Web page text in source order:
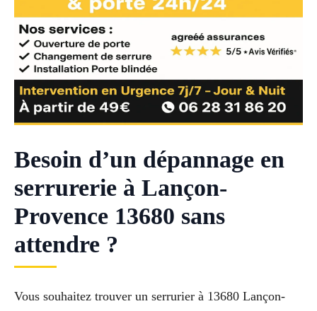
Besoin d’un dépannage en
serrurerie à Lançon-
Provence 13680 sans
attendre ?
Vous souhaitez trouver un serrurier à 13680 Lançon-